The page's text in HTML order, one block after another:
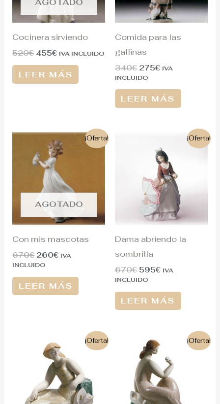
Cocinera sirviendo
520€ 455€ IVA INCLUIDO
LEER MÁS
Comida para las
gallinas
340€ 275€ IVA
INCLUIDO
LEER MÁS
¡Oferta!
AGOTADO
Con mis mascotas
670€
El
precio
original
era:
670€.
260€
El
precio
actual
260€.
IVA
INCLUIDO
LEER MÁS
¡Oferta!
Dama abriendo la
sombrilla
670€
precio
original
670€.
595€
precio
actual
es:
595€.
IVA
INCLUIDO
LEER MÁS
¡Oferta!
precio
original
era:
500€.
precio
actual
es:
495€.
¡Oferta!
precio
original
era:
830€.
actual
es:
595€.